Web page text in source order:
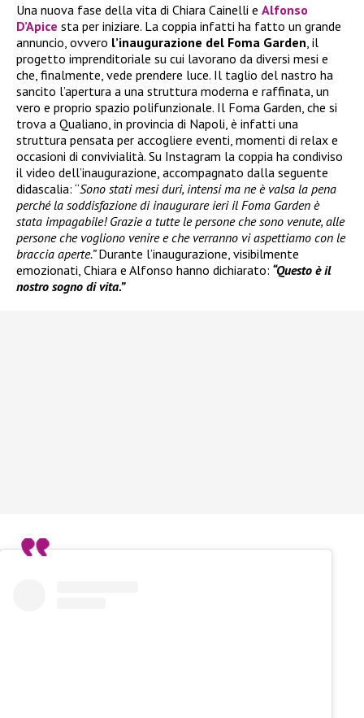
Una nuova fase della vita di Chiara Cainelli e Alfonso
D’Apice sta per iniziare. La coppia infatti ha fatto un grande
annuncio, ovvero l’inaugurazione del Foma Garden , il
progetto imprenditoriale su cui lavorano da diversi mesi e
che, finalmente, vede prendere luce. Il taglio del nastro ha
sancito l’apertura a una struttura moderna e raffinata, un
vero e proprio spazio polifunzionale. Il Foma Garden, che si
trova a Qualiano, in provincia di Napoli, è infatti una
struttura pensata per accogliere eventi, momenti di relax e
occasioni di convivialità. Su Instagram la coppia ha condiviso
il video dell’inaugurazione, accompagnato dalla seguente
didascalia: “Sono stati mesi duri, intensi ma ne è valsa la pena
perché la soddisfazione di inaugurare ieri il Foma Garden è
stata impagabile! Grazie a tutte le persone che sono venute, alle
persone che vogliono venire e che verranno vi aspettiamo con le
braccia aperte.”Durante l’inaugurazione, visibilmente
emozionati, Chiara e Alfonso hanno dichiarato: “Questo è il
nostro sogno di vita.”